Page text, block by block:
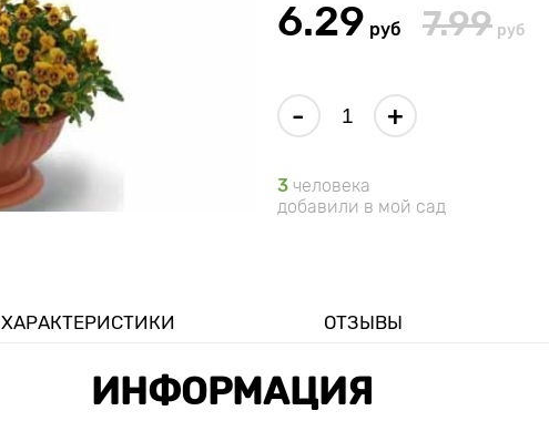
6.29 руб 7.99 руб
- +
3 человека
добавили в мой сад
ХАРАКТЕРИСТИКИ ОТЗЫВЫ
ИНФОРМАЦИЯ